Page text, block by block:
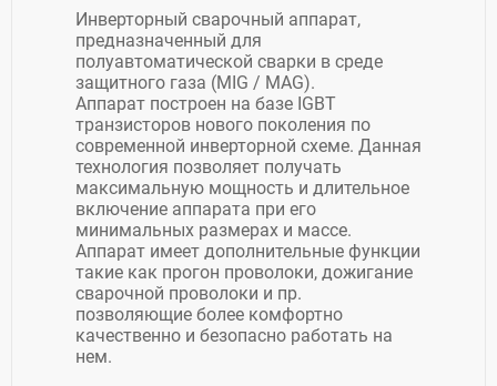
Инверторный сварочный аппарат,
предназначенный для
полуавтоматической сварки в среде
защитного газа (MIG / MAG).
Аппарат построен на базе IGBT
транзисторов нового поколения по
современной инверторной схеме. Данная
технология позволяет получать
максимальную мощность и длительное
включение аппарата при его
минимальных размерах и массе.
Аппарат имеет дополнительные функции
такие как прогон проволоки, дожигание
сварочной проволоки и пр.
позволяющие более комфортно
качественно и безопасно работать на
нем.